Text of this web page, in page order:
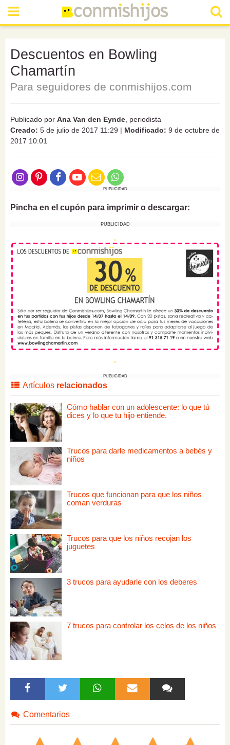
Descuentos en Bowling
Chamartín
Para seguidores de conmishijos.com
Publicado por Ana Van den Eynde , periodista
Creado: 5 de julio de 2017 11:29 | Modificado: 9 de octubre de
2017 10:01
PUBLICIDAD
Pincha en el cupón para imprimir o descargar:
PUBLICIDAD
PUBLICIDAD
Artículos relacionados
Cómo hablar con un adolescente: lo que tú
dices y lo que tu hijo entiende.
Trucos para darle medicamentos a bebés y
niños
Trucos que funcionan para que los niños
coman verduras
Trucos para que los niños recojan los
juguetes
3 trucos para ayudarle con los deberes
7 trucos para controlar los celos de los niños
Comentarios